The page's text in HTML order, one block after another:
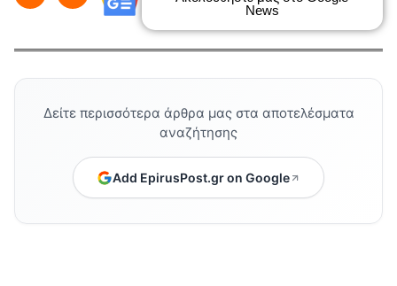
News
Δείτε περισσότερα άρθρα μας στα αποτελέσματα
αναζήτησης
Add EpirusPost.gr on Google